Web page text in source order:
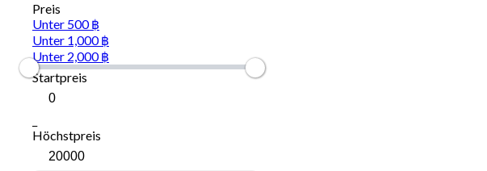
Preis
Unter 500 ฿
Unter 1,000 ฿
Unter 2,000 ฿
Startpreis
Höchstpreis